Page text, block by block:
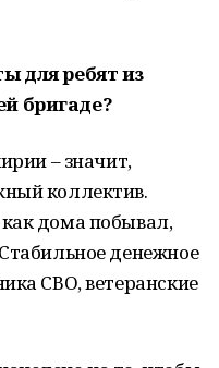
для ребят из
бригаде?
– значит,
коллектив.
дома побывал,
денежное
СВО, ветеранские